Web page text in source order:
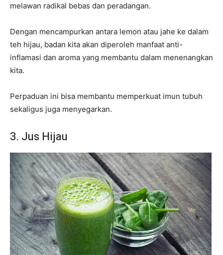
melawan radikal bebas dan peradangan.
Dengan mencampurkan antara lemon atau jahe ke dalam
teh hijau, badan kita akan diperoleh manfaat anti-
inflamasi dan aroma yang membantu dalam menenangkan
kita.
Perpaduan ini bisa membantu memperkuat imun tubuh
sekaligus juga menyegarkan.
3. Jus Hijau